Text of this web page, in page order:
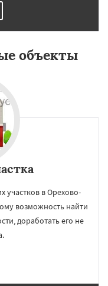
объекты
участков в Орехово-
возможность найти
доработать его не